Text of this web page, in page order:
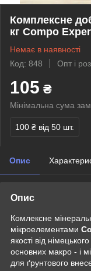
Комплексне
кг Compo
Немає в наявності
Код: 848
Опт і
105 ₴
Мінімальна сума
100 ₴ від 50 шт.
Опис
Опис
Комлексне
мікроелементами
якості від
основних макро - і
для ґрунтового